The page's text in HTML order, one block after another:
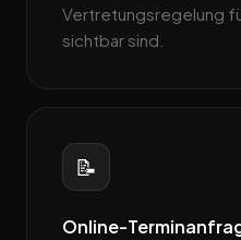
Vertretungsregelung
sichtbar sind.
📝
Online-